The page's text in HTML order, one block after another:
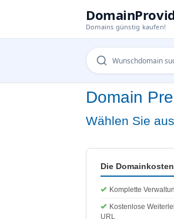
Domains günstig kaufen!
Domain
Wählen Sie
Die
Komplette
Kostenlose
URL